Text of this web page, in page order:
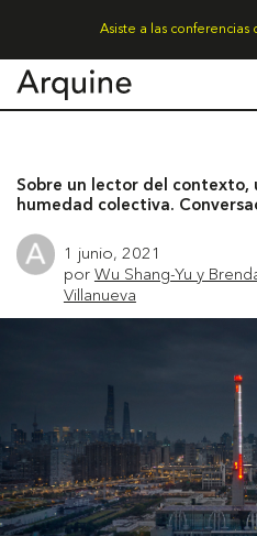
Asiste a las conferencias
Sobre un lector del contexto,
humedad colectiva.
1 junio, 2021
por Wu Shang-Yu y
Villanueva